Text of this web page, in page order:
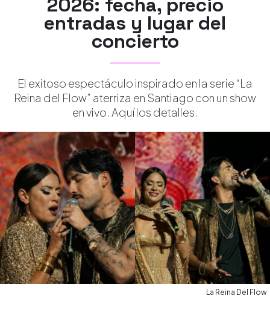
2026: fecha, precio
entradas y lugar del
concierto
El exitoso espectáculo inspirado en la serie “La
Reina del Flow” aterriza en Santiago con un show
en vivo. Aquí los detalles.
La Reina Del Flow